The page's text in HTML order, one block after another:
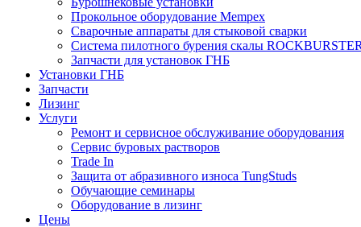
Прокольное оборудование Mempex
Сварочные аппараты для стыковой сварки
Система пилотного бурения скалы
Запчасти для установок ГНБ
Установки ГНБ
Запчасти
Лизинг
Услуги
Ремонт и сервисное обслуживание оборудования
Сервис буровых растворов
Trade In
Защита от абразивного износа TungStuds
Обучающие семинары
Оборудование в лизинг
Цены